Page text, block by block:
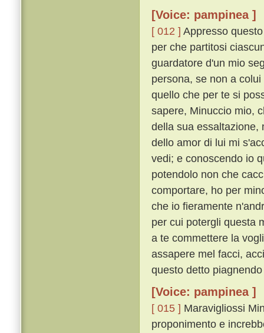
[Voice: pampinea ]
[ 012 ] Appresso
per che partitosi
guardatore d'un mio
persona, se non a
quello che per te si
sapere, Minuccio mio,
della sua essaltazione,
dello amor di lui mi
vedi; e conoscendo io
potendolo non che
comportare, ho per
che io fieramente
per cui potergli questa
a te commettere la
assapere mel facci,
questo detto
[Voice: pampinea ]
[ 015 ] Maravigliossi
proponimento e